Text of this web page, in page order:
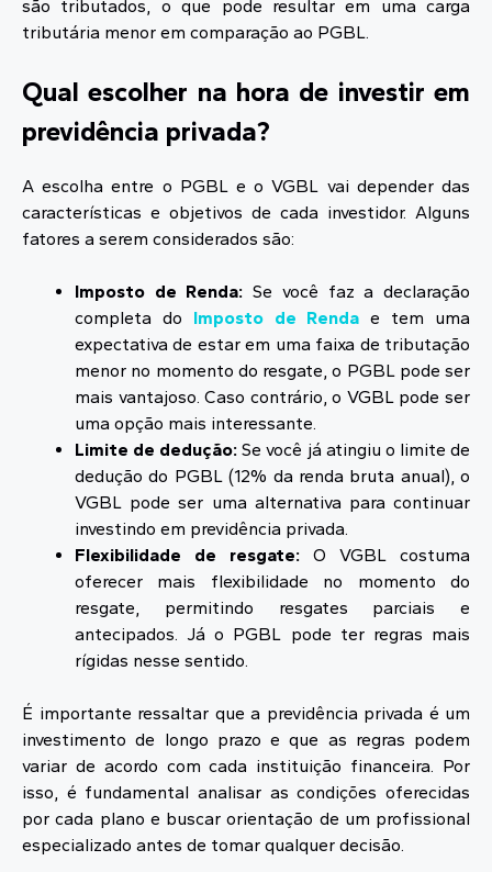
são tributados, o que pode resultar em uma carga
tributária menor em comparação ao PGBL.
Qual escolher na hora de investir em
previdência privada?
A escolha entre o PGBL e o VGBL vai depender das
características e objetivos de cada investidor. Alguns
fatores a serem considerados são:
Imposto de Renda: Se você faz a declaração
completa do Imposto de Renda e tem uma
expectativa de estar em uma faixa de tributação
menor no momento do resgate, o PGBL pode ser
mais vantajoso. Caso contrário, o VGBL pode ser
uma opção mais interessante.
Limite de dedução: Se você já atingiu o limite de
dedução do PGBL (12% da renda bruta anual), o
VGBL pode ser uma alternativa para continuar
investindo em previdência privada.
Flexibilidade de resgate: O VGBL costuma
oferecer mais flexibilidade no momento do
resgate, permitindo resgates parciais e
antecipados. Já o PGBL pode ter regras mais
rígidas nesse sentido.
É importante ressaltar que a previdência privada é um
investimento de longo prazo e que as regras podem
variar de acordo com cada instituição financeira. Por
isso, é fundamental analisar as condições oferecidas
por cada plano e buscar orientação de um profissional
especializado antes de tomar qualquer decisão.